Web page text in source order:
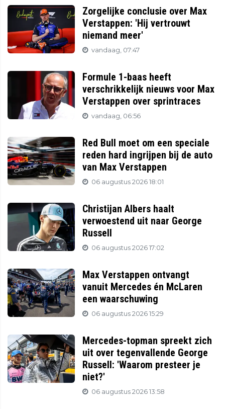
Zorgelijke conclusie over Max
Verstappen: 'Hij vertrouwt
niemand meer'
vandaag, 07:47
Formule 1-baas heeft
verschrikkelijk nieuws voor Max
Verstappen over sprintraces
vandaag, 06:56
Red Bull moet om een speciale
reden hard ingrijpen bij de auto
van Max Verstappen
06 augustus 2026 18:01
Christijan Albers haalt
verwoestend uit naar George
Russell
06 augustus 2026 17:02
Max Verstappen ontvangt
vanuit Mercedes én McLaren
een waarschuwing
06 augustus 2026 15:29
Mercedes-topman spreekt zich
uit over tegenvallende George
Russell: 'Waarom presteer je
niet?'
06 augustus 2026 13:58